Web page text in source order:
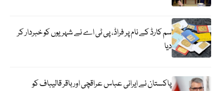
سم کارڈ کے نام پر فراڈ، پی ٹی اے نے شہریوں کو خبردار کر
دیا
پاکستان نے ایرانی عباس عراقچی اورباقر قالیباف کو